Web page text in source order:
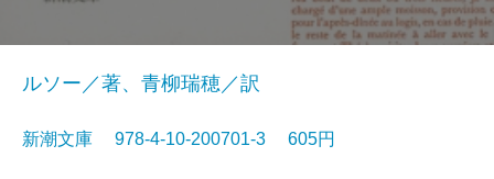
ルソー／著、青柳瑞穂／訳
新潮文庫 978-4-10-200701-3 605円